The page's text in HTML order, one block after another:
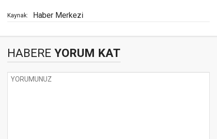
Kaynak: Haber Merkezi
HABERE YORUM KAT